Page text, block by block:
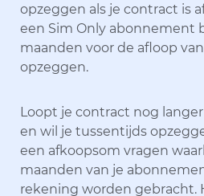
opzeggen als je contract is
een Sim Only abonnement
maanden voor de afloop
opzeggen.
Loopt je contract nog
en wil je tussentijds
een afkoopsom vragen
maanden van je
rekening worden gebracht.